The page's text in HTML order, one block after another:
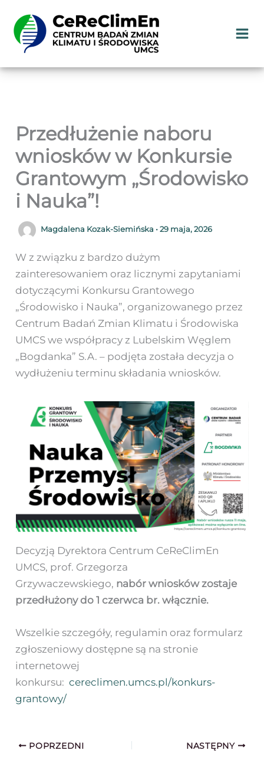
treści
Przedłużenie naboru
wniosków w Konkursie
Grantowym „Środowisko
i Nauka”!
Magdalena Kozak-Siemińska •29 maja, 2026
W z związku z bardzo dużym
zainteresowaniem oraz licznymi zapytaniami
dotyczącymi Konkursu Grantowego
„Środowisko i Nauka”, organizowanego przez
Centrum Badań Zmian Klimatu i Środowiska
UMCS we współpracy z Lubelskim Węglem
„Bogdanka” S.A. – podjęta została decyzja o
wydłużeniu terminu składania wniosków.
Decyzją Dyrektora Centrum CeReClimEn
UMCS, prof. Grzegorza
Grzywaczewskiego, nabór wniosków zostaje
przedłużony do 1 czerwca br. włącznie.
Wszelkie szczegóły, regulamin oraz formularz
zgłoszeniowy dostępne są na stronie
internetowej
konkursu:cereclimen.umcs.pl/konkurs-
grantowy/
POPRZEDNI NASTĘPNY